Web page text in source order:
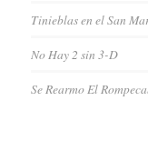
Tinieblas en el San
No Hay 2 sin 3-D
Se Rearmo El